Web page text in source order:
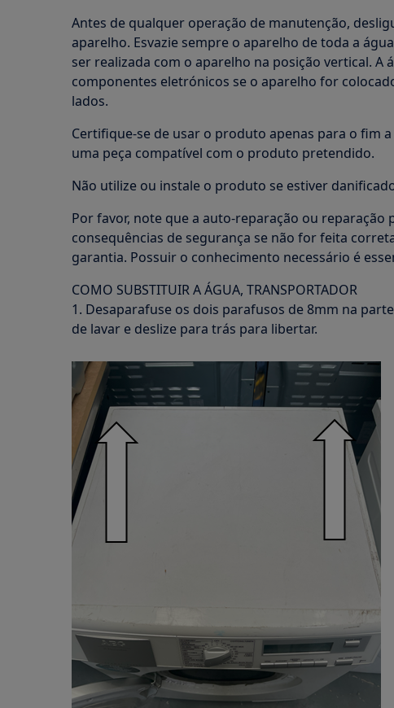
Antes de qualquer operação de manutenção,
aparelho. Esvazie sempre o aparelho de toda a
ser realizada com o aparelho na posição vertical. A
componentes eletrónicos se o aparelho for
lados.
Certifique-se de usar o produto apenas para o fim
uma peça compatível com o produto pretendido.
Não utilize ou instale o produto se estiver
Por favor, note que a auto-reparação ou
consequências de segurança se não for feita
garantia. Possuir o conhecimento necessário é
COMO SUBSTITUIR A ÁGUA, TRANSPORTADOR
1. Desaparafuse os dois parafusos de 8mm na
de lavar e deslize para trás para libertar.